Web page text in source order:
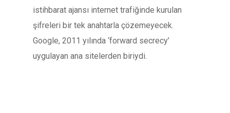
istihbarat ajansı internet trafiğinde kurulan
şifreleri bir tek anahtarla çözemeyecek.
Google, 2011 yılında ‘forward secrecy’
uygulayan ana sitelerden biriydi.